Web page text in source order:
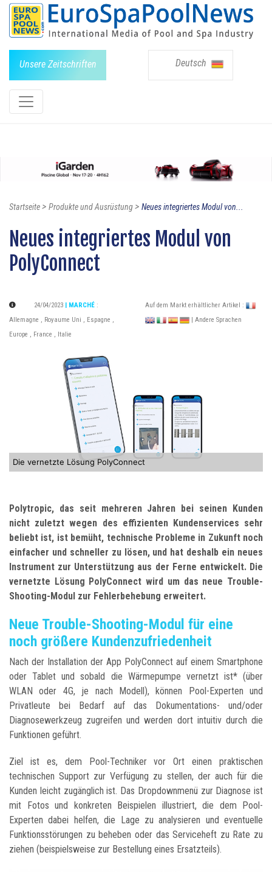
Unsere Zeitschriften Deutsch
Startseite> Produkte und Ausrüstung> Neues integriertes Modul von...
Neues integriertes Modul von
PolyConnect
24/04/2023 | MARCHÉ :
Allemagne , Royaume Uni , Espagne ,
Europe , France , Italie
Auf dem Markt erhältlicher Artikel :
| Andere Sprachen
Die vernetzte Lösung PolyConnect
Polytropic, das seit mehreren Jahren bei seinen Kunden
nicht zuletzt wegen des effizienten Kundenservices sehr
beliebt ist, ist bemüht, technische Probleme in Zukunft noch
einfacher und schneller zu lösen, und hat deshalb ein neues
Instrument zur Unterstützung aus der Ferne entwickelt. Die
vernetzte Lösung PolyConnect wird um das neue Trouble-
Shooting-Modul zur Fehlerbehebung erweitert.
Neue Trouble-Shooting-Modul für eine
noch größere Kundenzufriedenheit
Nach der Installation der App PolyConnect auf einem Smartphone
oder Tablet und sobald die Wärmepumpe vernetzt ist* (über
WLAN oder 4G, je nach Modell), können Pool-Experten und
Privatleute bei Bedarf auf das Dokumentations- und/oder
Diagnosewerkzeug zugreifen und werden dort intuitiv durch die
Funktionen geführt.
Ziel ist es, dem Pool-Techniker vor Ort einen praktischen
technischen Support zur Verfügung zu stellen, der auch für die
Kunden leicht zugänglich ist. Das Dropdownmenü zur Diagnose ist
mit Fotos und konkreten Beispielen illustriert, die dem Pool-
Experten dabei helfen, die Lage zu analysieren und eventuelle
Funktionsstörungen zu beheben oder das Serviceheft zu Rate zu
ziehen (beispielsweise zur Bestellung eines Ersatzteils).